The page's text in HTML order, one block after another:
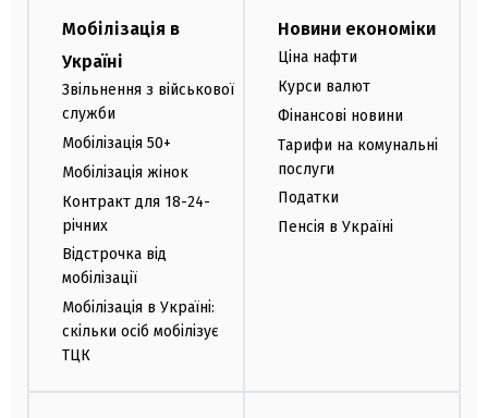
Мобілізація в
Україні
Звільнення з військової
служби
Мобілізація 50+
Мобілізація жінок
Контракт для 18-24-
річних
Відстрочка від
мобілізації
Мобілізація в Україні:
скільки осіб мобілізує
ТЦК
Новини економіки
Ціна нафти
Курси валют
Фінансові новини
Тарифи на комунальні
послуги
Податки
Пенсія в Україні